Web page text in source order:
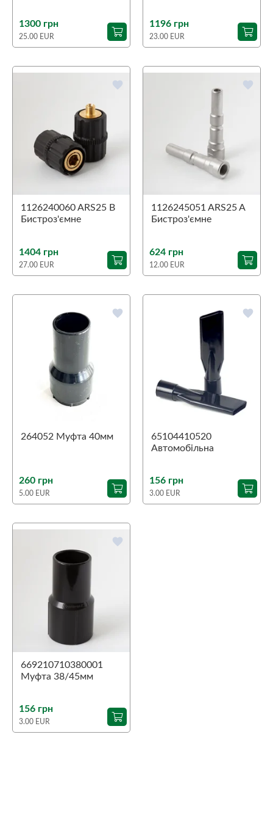
1300 грн
25.00 EUR
1196 грн
23.00 EUR
favorite
1126240060 ARS25 B
Бистроз'ємне
1404 грн
27.00 EUR
favorite
1126245051 ARS25 A
Бистроз'ємне
624 грн
12.00 EUR
favorite
264052 Муфта 40мм
260 грн
5.00 EUR
favorite
65104410520
Автомобільна
156 грн
3.00 EUR
favorite
669210710380001
Муфта 38/45мм
156 грн
3.00 EUR